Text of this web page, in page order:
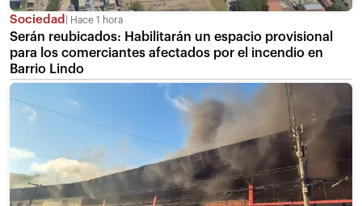
Sociedad Hace 1 hora
Serán reubicados: Habilitarán un espacio provisional
para los comerciantes afectados por el incendio en
Barrio Lindo